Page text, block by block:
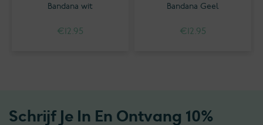
Bandana wit
€12.95
Bandana Geel
€12.95
Schrijf Je In En Ontvang 10%